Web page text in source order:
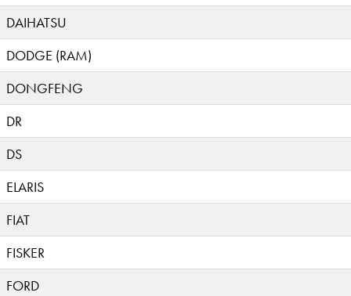
DAIHATSU
DODGE (RAM)
DONGFENG
DR
DS
ELARIS
FIAT
FISKER
FORD